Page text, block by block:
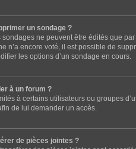
un sondage ?
ne peuvent être édités que
n’a encore voté, il est possible de
les options d’un sondage en cours.
à un forum ?
à certains utilisateurs ou groupes
de lui demander un accès.
de pièces jointes ?